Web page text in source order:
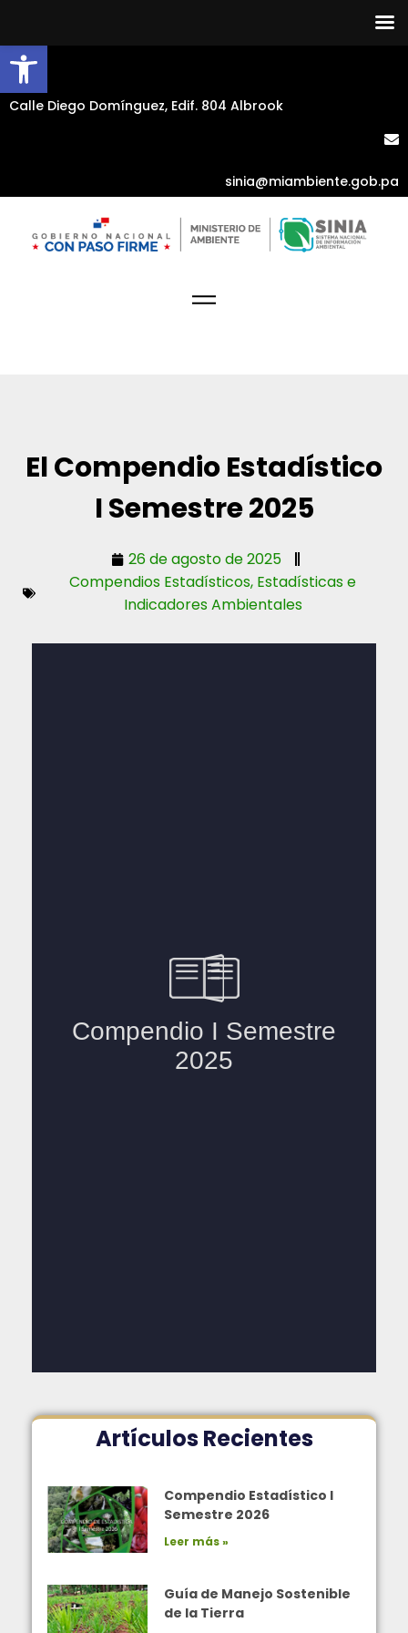
Abrir barra de herramientas
Calle Diego Domínguez, Edif. 804 Albrook
sinia@miambiente.gob.pa
El Compendio Estadístico
I Semestre 2025
26 de agosto de 2025
Compendios Estadísticos, Estadísticas e
Indicadores Ambientales
Artículos Recientes
Compendio Estadístico I
Semestre 2026
Leer más »
Guía de Manejo Sostenible
de la Tierra